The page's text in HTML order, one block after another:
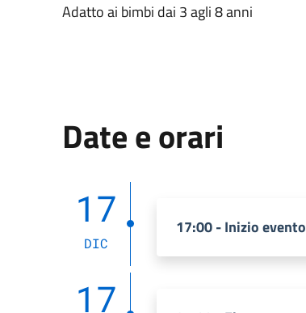
Adatto ai bimbi dai 3 agli 8 anni
Date e orari
17
DIC
17:00 - Inizio evento
17